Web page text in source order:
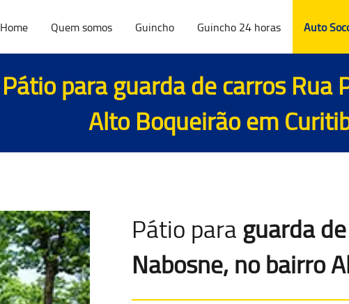
Home Quem somos Guincho Guincho 24 horas Auto
Pátio paraguarda de carros Rua
Alto Boqueirão em
Pátio para guarda
Nabosne, no bairro